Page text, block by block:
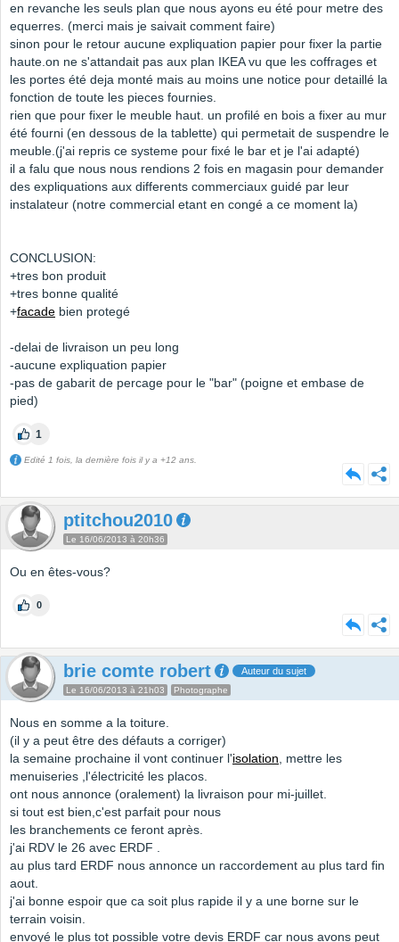
en revanche les seuls plan que nous ayons eu été pour metre des
equerres. (merci mais je saivait comment faire)
sinon pour le retour aucune expliquation papier pour fixer la partie
haute.on ne s'attandait pas aux plan IKEA vu que les coffrages et
les portes été deja monté mais au moins une notice pour detaillé la
fonction de toute les pieces fournies.
rien que pour fixer le meuble haut. un profilé en bois a fixer au mur
été fourni (en dessous de la tablette) qui permetait de suspendre le
meuble.(j'ai repris ce systeme pour fixé le bar et je l'ai adapté)
il a falu que nous nous rendions 2 fois en magasin pour demander
des expliquations aux differents commerciaux guidé par leur
instalateur (notre commercial etant en congé a ce moment la)
CONCLUSION:
+tres bon produit
+tres bonne qualité
+facade bien protegé
-delai de livraison un peu long
-aucune expliquation papier
-pas de gabarit de percage pour le "bar" (poigne et embase de
pied)
1
Edité 1 fois, la dernière fois il y a +12 ans.
ptitchou2010
Le 16/06/2013 à 20h36
Ou en êtes-vous?
0
brie comte robert Auteur du sujet
Le 16/06/2013 à 21h03 Photographe
Nous en somme a la toiture.
(il y a peut être des défauts a corriger)
la semaine prochaine il vont continuer l'isolation, mettre les
menuiseries ,l'électricité les placos.
ont nous annonce (oralement) la livraison pour mi-juillet.
si tout est bien,c'est parfait pour nous
les branchements ce feront après.
j'ai RDV le 26 avec ERDF .
au plus tard ERDF nous annonce un raccordement au plus tard fin
aout.
j'ai bonne espoir que ca soit plus rapide il y a une borne sur le
terrain voisin.
envoyé le plus tot possible votre devis ERDF car nous avons peut